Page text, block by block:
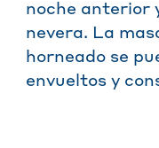
noche anterior
nevera. La
horneado se
envueltos y